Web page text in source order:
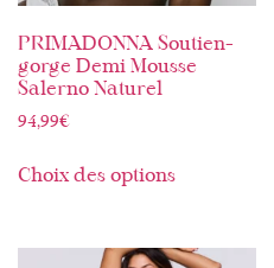
PRIMADONNA Soutien-
gorge Demi Mousse
Salerno Naturel
94,99€
Choix des options